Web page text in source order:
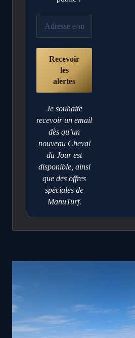
Je souhaite
recevoir un email
dès qu’un
nouveau Cheval
du Jour est
disponible, ainsi
que des offres
spéciales de
ManuTurf.